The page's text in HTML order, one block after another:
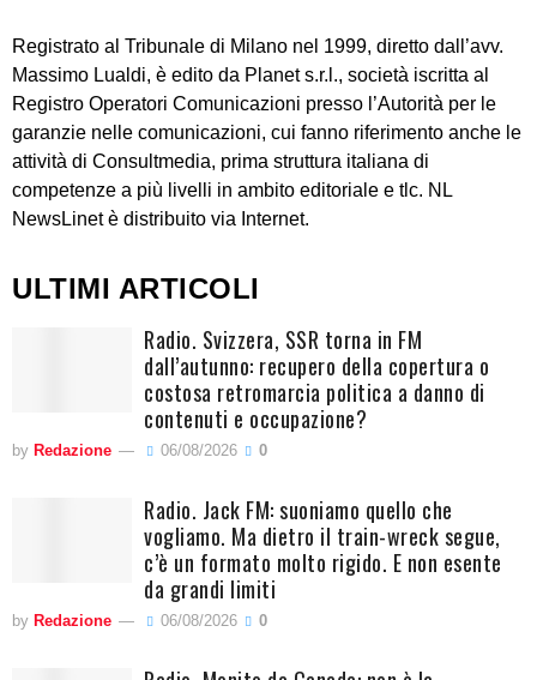
Registrato al Tribunale di Milano nel 1999, diretto dall’avv.
Massimo Lualdi, è edito da Planet s.r.l., società iscritta al
Registro Operatori Comunicazioni presso l’Autorità per le
garanzie nelle comunicazioni, cui fanno riferimento anche le
attività di Consultmedia, prima struttura italiana di
competenze a più livelli in ambito editoriale e tlc. NL
NewsLinet è distribuito via Internet.
ULTIMI ARTICOLI
Radio. Svizzera, SSR torna in FM
dall’autunno: recupero della copertura o
costosa retromarcia politica a danno di
contenuti e occupazione?
by Redazione 06/08/2026 0
Radio. Jack FM: suoniamo quello che
vogliamo. Ma dietro il train-wreck segue,
c’è un formato molto rigido. E non esente
da grandi limiti
by Redazione 06/08/2026 0